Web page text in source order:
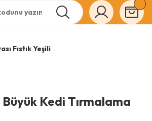
Fıstık Yeşili
Kedi Tırmalama